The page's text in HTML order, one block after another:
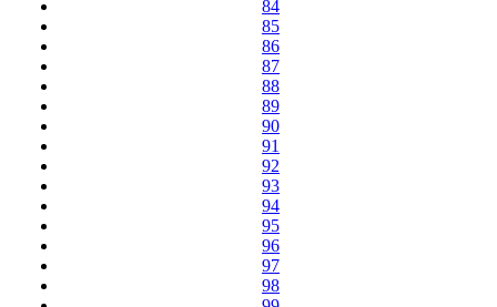
84
85
86
87
88
89
90
91
92
93
94
95
96
97
98